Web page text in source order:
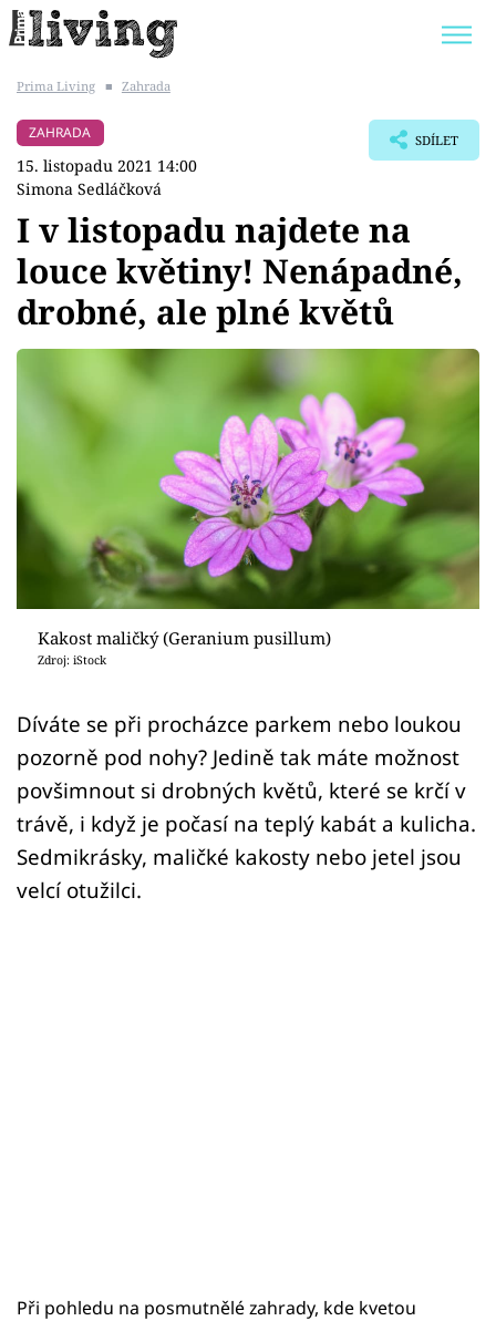
BYDLENÍ SLAVNÝCH
Témata
Bydlení
Zahrada
Sledujte prima+
Přihlášení
Sledujte nás
Prima Living ■ Zahrada
ZAHRADA
15. listopadu 2021 14:00
Simona Sedláčková
SDÍLET
I v listopadu najdete na
louce květiny! Nenápadné,
drobné, ale plné květů
Kakost maličký (Geranium pusillum)
Zdroj: iStock
Díváte se při procházce parkem nebo loukou
pozorně pod nohy? Jedině tak máte možnost
povšimnout si drobných květů, které se krčí v
trávě, i když je počasí na teplý kabát a kulicha.
Sedmikrásky, maličké kakosty nebo jetel jsou
velcí otužilci.
Při pohledu na posmutnělé zahrady, kde kvetou